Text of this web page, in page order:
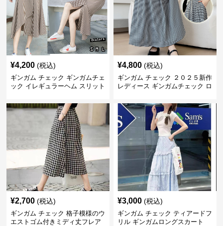
¥4,200 (税込)
ギンガム チェック ギンガムチェ
ック イレギュラーヘム スリット
¥4,800 (税込)
ギンガム チェック ２０２５新作
レディース ギンガムチェック ロ
¥2,700 (税込)
ギンガム チェック 格子模様のウ
エストゴム付きミディ丈フレア
¥3,000 (税込)
ギンガム チェック ティアードフ
リル ギンガムロングスカート